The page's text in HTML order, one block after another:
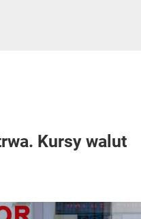
Kursy walut